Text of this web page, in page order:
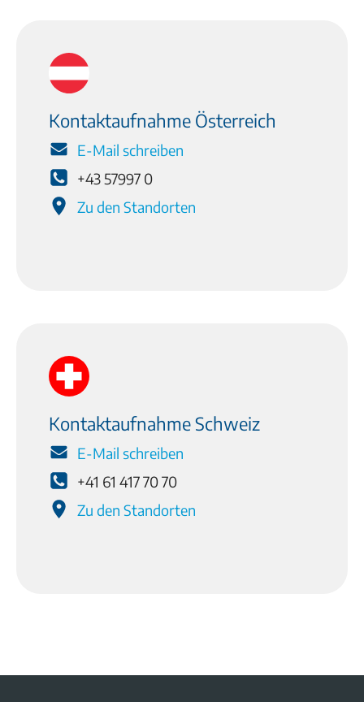
Kontaktaufnahme Österreich
E-Mail schreiben
+43 57997 0
Zu den Standorten
Kontaktaufnahme Schweiz
E-Mail schreiben
+41 61 417 70 70
Zu den Standorten